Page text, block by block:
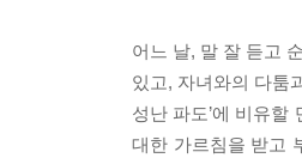
어느 날, 말 잘 듣고
있고, 자녀와의 다툼
성난 파도’에 비유
대한 가르침을 받고